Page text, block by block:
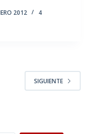
2012
4
SIGUIENTE